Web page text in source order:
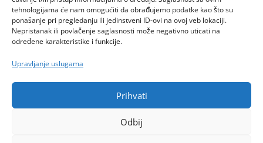
tehnologijama će nam omogućiti da obrađujemo podatke kao što su
ponašanje pri pregledanju ili jedinstveni ID-ovi na ovoj veb lokaciji.
Nepristanak ili povlačenje saglasnosti može negativno uticati na
određene karakteristike i funkcije.
Upravljanje uslugama
Prihvati
Odbij
Ona traži Njega
od muškarca: „Ne želim više da gubim vrijeme na
5. kolovoza 2026. 0